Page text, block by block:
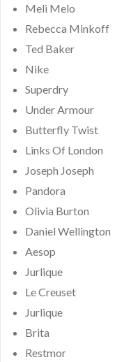
Meli Melo
Rebecca Minkoff
Ted Baker
Nike
Superdry
Under Armour
Butterfly Twist
Links Of London
Joseph Joseph
Pandora
Olivia Burton
Daniel Wellington
Aesop
Jurlique
Le Creuset
Jurlique
Brita
Restmor